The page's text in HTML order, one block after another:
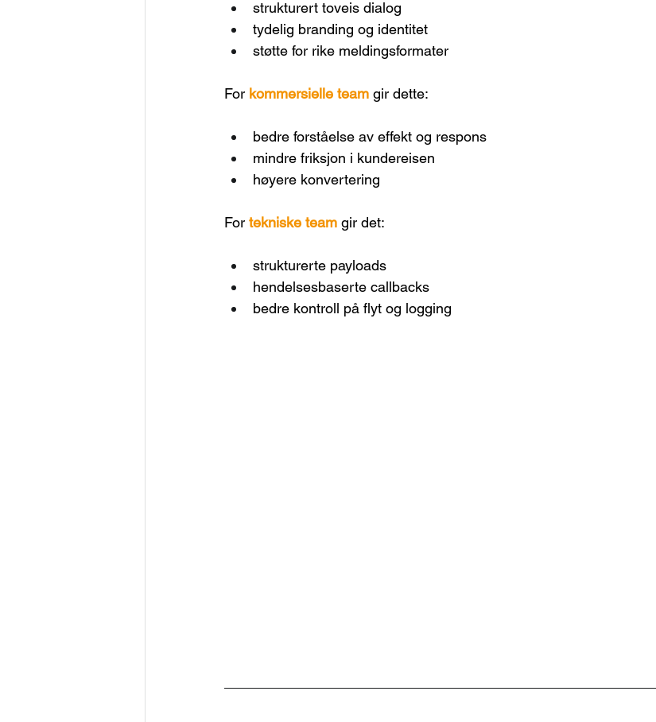
strukturert toveis dialog
tydelig branding og identitet
støtte for rike meldingsformater
For kommersielle team gir dette:
bedre forståelse av effekt og respons
mindre friksjon i kundereisen
høyere konvertering
For tekniske team gir det:
strukturerte payloads
hendelsesbaserte callbacks
bedre kontroll på flyt og logging